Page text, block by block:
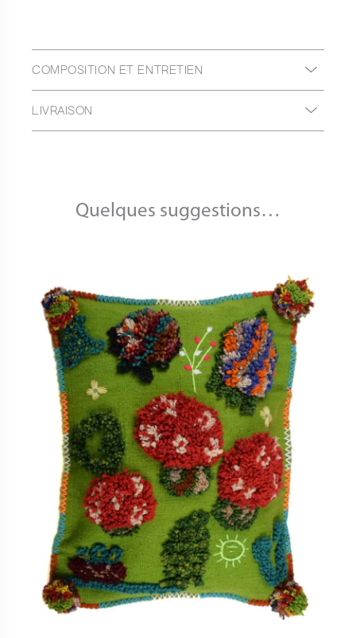
COMPOSITION ET ENTRETIEN
LIVRAISON
Quelques suggestions…